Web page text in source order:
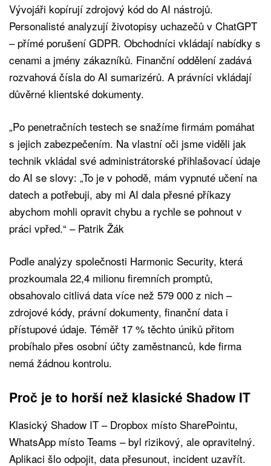
Vývojáři kopírují zdrojový kód do AI nástrojů.
Personalisté analyzují životopisy uchazečů v ChatGPT
– přímé porušení GDPR. Obchodníci vkládají nabídky s
cenami a jmény zákazníků. Finanční oddělení zadává
rozvahová čísla do AI sumarizérů. A právníci vkládají
důvěrné klientské dokumenty.
„Po penetračních testech se snažíme firmám pomáhat
s jejich zabezpečením. Na vlastní oči jsme viděli jak
technik vkládal své administrátorské přihlašovací údaje
do AI se slovy: „To je v pohodě, mám vypnuté učení na
datech a potřebuji, aby mi AI dala přesné příkazy
abychom mohli opravit chybu a rychle se pohnout v
práci vpřed.“ – Patrik Žák
Podle analýzy společnosti Harmonic Security, která
prozkoumala 22,4 milionu firemních promptů,
obsahovalo citlivá data více než 579 000 z nich –
zdrojové kódy, právní dokumenty, finanční data i
přístupové údaje. Téměř 17 % těchto úniků přitom
probíhalo přes osobní účty zaměstnanců, kde firma
nemá žádnou kontrolu.
Proč je to horší než klasické Shadow IT
Klasický Shadow IT – Dropbox místo SharePointu,
WhatsApp místo Teams – byl rizikový, ale opravitelný.
Aplikaci šlo odpojit, data přesunout, incident uzavřít.